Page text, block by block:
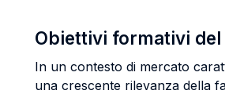
Obiettivi formativi
In un contesto di mercato
una crescente rilevanza della